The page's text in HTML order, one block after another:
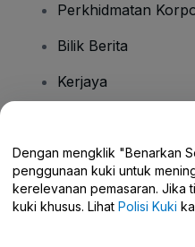
Perkhidmatan
Bilik Berita
Kerjaya
Pusat Bantuan /
Dengan mengklik "Benarkan
penggunaan kuki untuk
kerelevanan pemasaran. Jika
kuki khusus. Lihat Polisi Kuki